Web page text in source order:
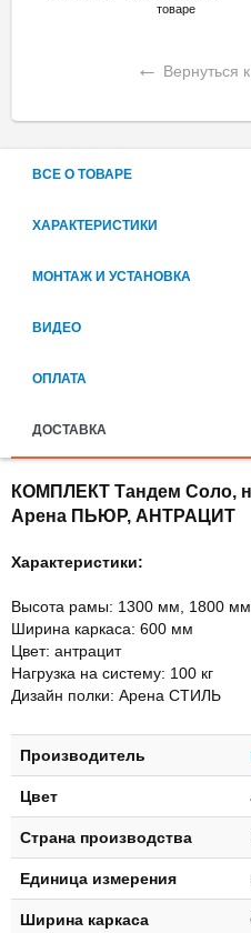
товаре
← Вернуться
ВСЕ О ТОВАРЕ
ХАРАКТЕРИСТИКИ
МОНТАЖ И УСТАНОВКА
ВИДЕО
ОПЛАТА
ДОСТАВКА
КОМПЛЕКТ Тандем Соло,
Арена ПЬЮР, АНТРАЦИТ
Характеристики:
Высота рамы: 1300 мм, 1800 мм
Ширина каркаса: 600 мм
Цвет: антрацит
Нагрузка на систему: 100 кг
Дизайн полки: Арена СТИЛЬ
Производитель
Цвет
Страна производства
Единица измерения
Ширина каркаса